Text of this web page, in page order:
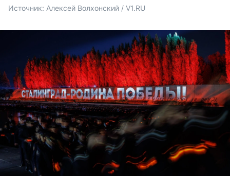
Источник: Алексей Волхонский / V1.RU